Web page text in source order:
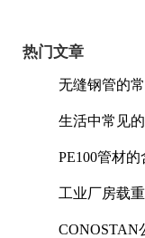
热门文章
无缝钢管的
生活中常见
PE100管材
工业厂房载
CONOSTAN